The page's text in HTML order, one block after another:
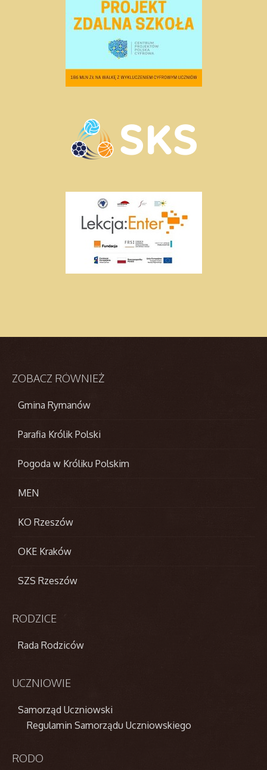
ZOBACZ RÓWNIEŻ
Gmina Rymanów
Parafia Królik Polski
Pogoda w Króliku Polskim
MEN
KO Rzeszów
OKE Kraków
SZS Rzeszów
RODZICE
Rada Rodziców
UCZNIOWIE
Samorząd Uczniowski
Regulamin Samorządu Uczniowskiego
RODO